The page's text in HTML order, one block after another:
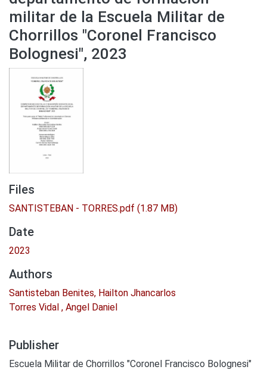
militar de la Escuela Militar de
Chorrillos "Coronel Francisco
Bolognesi", 2023
Files
SANTISTEBAN - TORRES.pdf (1.87 MB)
Date
2023
Authors
Santisteban Benites, Hailton Jhancarlos
Torres Vidal , Angel Daniel
Publisher
Escuela Militar de Chorrillos "Coronel Francisco Bolognesi"